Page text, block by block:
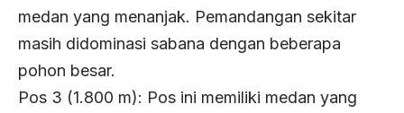
medan yang menanjak. Pemandangan sekitar
masih didominasi sabana dengan beberapa
pohon besar.
Pos 3 (1.800 m): Pos ini memiliki medan yang